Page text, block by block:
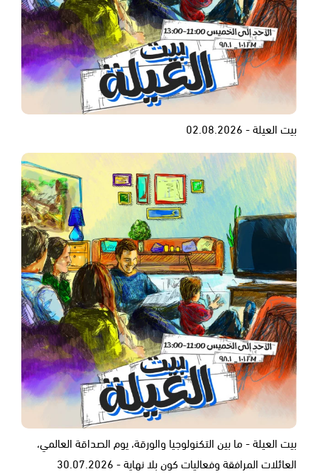
بيت العيلة - 02.08.2026
بيت العيلة - ما بين التكنولوجيا والورقة، يوم الصداقة العالمي،
العائلات المرافقة وفعاليات كون بلا نهاية - 30.07.2026